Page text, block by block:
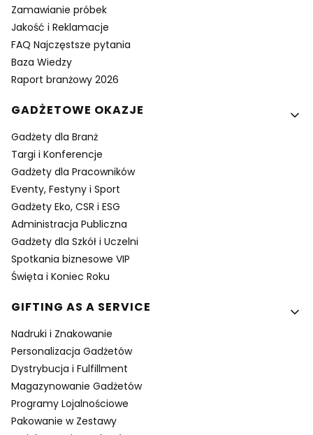
Zamawianie próbek
Jakość i Reklamacje
FAQ Najczęstsze pytania
Baza Wiedzy
Raport branżowy 2026
GADŻETOWE OKAZJE
Gadżety dla Branż
Targi i Konferencje
Gadżety dla Pracowników
Eventy, Festyny i Sport
Gadżety Eko, CSR i ESG
Administracja Publiczna
Gadżety dla Szkół i Uczelni
Spotkania biznesowe VIP
Święta i Koniec Roku
GIFTING AS A SERVICE
Nadruki i Znakowanie
Personalizacja Gadżetów
Dystrybucja i Fulfillment
Magazynowanie Gadżetów
Programy Lojalnościowe
Pakowanie w Zestawy